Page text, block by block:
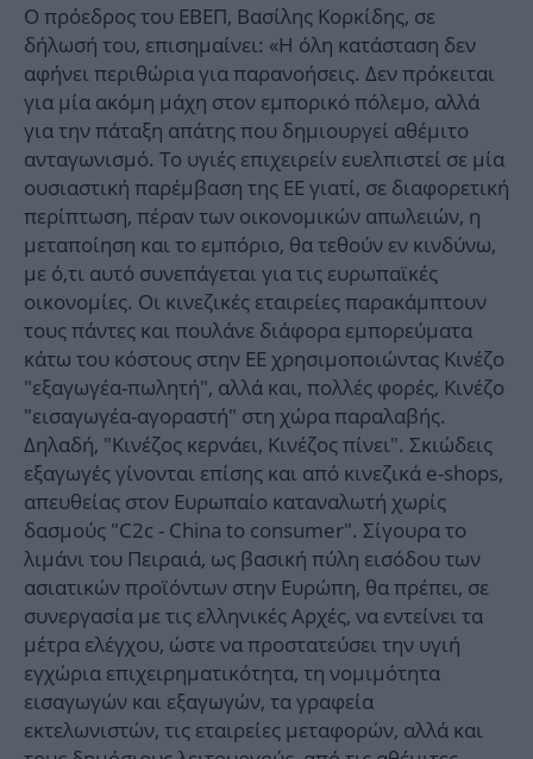
Ο πρόεδρος του ΕΒΕΠ, Βασίλης Κορκίδης, σε
δήλωσή του, επισημαίνει: «Η όλη κατάσταση δεν
αφήνει περιθώρια για παρανοήσεις. Δεν πρόκειται
για μία ακόμη μάχη στον εμπορικό πόλεμο, αλλά
για την πάταξη απάτης που δημιουργεί αθέμιτο
ανταγωνισμό. Το υγιές επιχειρείν ευελπιστεί σε μία
ουσιαστική παρέμβαση της ΕΕ γιατί, σε διαφορετική
περίπτωση, πέραν των οικονομικών απωλειών, η
μεταποίηση και το εμπόριο, θα τεθούν εν κινδύνω,
με ό,τι αυτό συνεπάγεται για τις ευρωπαϊκές
οικονομίες. Οι κινεζικές εταιρείες παρακάμπτουν
τους πάντες και πουλάνε διάφορα εμπορεύματα
κάτω του κόστους στην ΕΕ χρησιμοποιώντας Κινέζο
"εξαγωγέα-πωλητή", αλλά και, πολλές φορές, Κινέζο
"εισαγωγέα-αγοραστή" στη χώρα παραλαβής.
Δηλαδή, "Κινέζος κερνάει, Κινέζος πίνει". Σκιώδεις
εξαγωγές γίνονται επίσης και από κινεζικά e-shops,
απευθείας στον Ευρωπαίο καταναλωτή χωρίς
δασμούς "C2c - China to consumer". Σίγουρα το
λιμάνι του Πειραιά, ως βασική πύλη εισόδου των
ασιατικών προϊόντων στην Ευρώπη, θα πρέπει, σε
συνεργασία με τις ελληνικές Αρχές, να εντείνει τα
μέτρα ελέγχου, ώστε να προστατεύσει την υγιή
εγχώρια επιχειρηματικότητα, τη νομιμότητα
εισαγωγών και εξαγωγών, τα γραφεία
εκτελωνιστών, τις εταιρείες μεταφορών, αλλά και